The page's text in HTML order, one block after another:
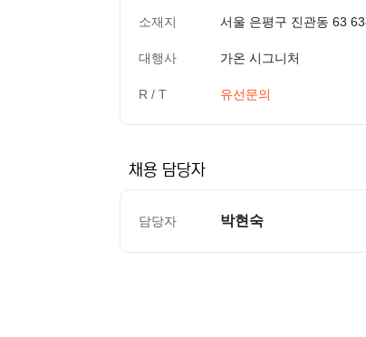
소재지 서울 은평구 진관동 63
대행사 가온 시그니처
R / T 유선문의
채용 담당자
담당자 박현숙